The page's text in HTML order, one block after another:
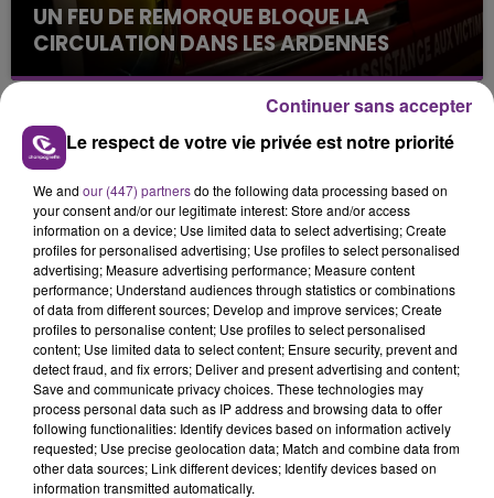
UN FEU DE REMORQUE BLOQUE LA
CIRCULATION DANS LES ARDENNES
Un feu de remorque s'est déclaré ce mercredi en
TITRES DIFFUSÉS
20h33
20h33
ALEX WARREN
Fever Dream
20h30
20h30
JUNGELI & EMMA
Juste Un Peu
Le respect de votre vie privée est notre priorité
We and our (447) partnersdo the following data processing based on
your consent and/or our legitimate interest: Store and/or access
information on a device; Use limited data to select advertising; Create
profiles for personalised advertising; Use profiles to select personalised
advertising; Measure advertising performance; Measure content
performance; Understand audiences through statistics or combinations
of data from different sources; Develop and improve services; Create
profiles to personalise content; Use profiles to select personalised
content; Use limited data to select content; Ensure security, prevent and
detect fraud, and fix errors; Deliver and present advertising and content;
Save and communicate privacy choices. These technologies may
process personal data such as IP address and browsing data to offer
following functionalities: Identify devices based on information actively
requested; Use precise geolocation data; Match and combine data from
other data sources; Link different devices; Identify devices based on
information transmitted automatically.
Continuer sans accepter